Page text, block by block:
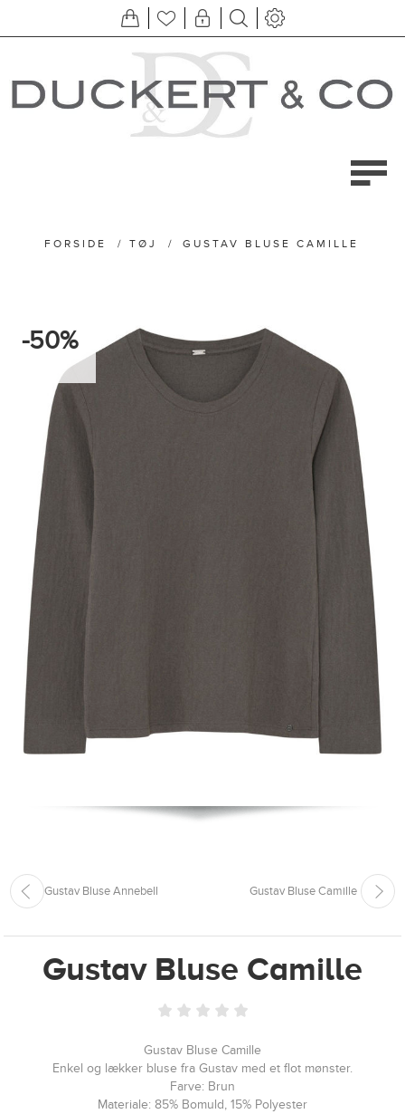
FORSIDE / TØJ / GUSTAV BLUSE CAMILLE
-50%
Gustav Bluse Annebell Gustav Bluse Camille
Gustav Bluse Camille
Gustav Bluse Camille
Enkel og lækker bluse fra Gustav med et flot mønster.
Farve: Brun
Materiale: 85% Bomuld, 15% Polyester